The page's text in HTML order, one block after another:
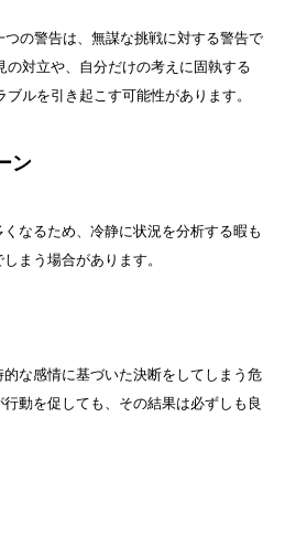
の警告は、無謀な挑戦に対する警告で
の対立や、自分だけの考えに固執する
ルを引き起こす可能性があります。
ン
なるため、冷静に状況を分析する暇も
まう場合があります。
な感情に基づいた決断をしてしまう危
動を促しても、その結果は必ずしも良